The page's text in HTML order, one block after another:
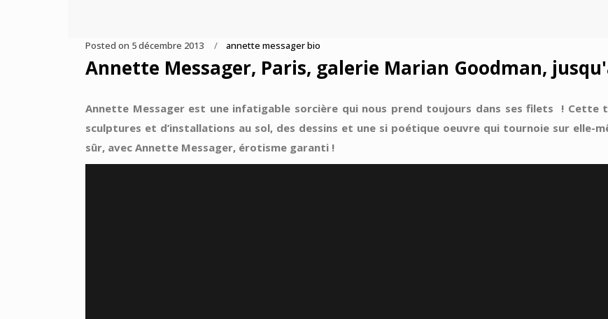
Posted on 5 décembre 2013 annette messager bio
Annette Messager, Paris, galerie Marian Goodman,
Annette Messager est une infatigable sorcière qui nous prend toujours dans ses filets ! Cette
sculptures et d’installations au sol, des dessins et une si poétique oeuvre qui tournoie sur elle-
sûr, avec Annette Messager, érotisme garanti !